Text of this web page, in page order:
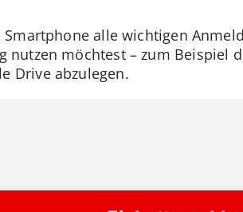
alle wichtigen
nutzen möchtest – zum Beispiel
Drive abzulegen.